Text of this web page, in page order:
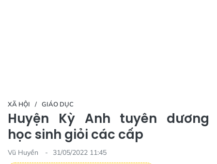
XÃ HỘI GIÁO DỤC
Huyện Kỳ Anh tuyên dương
học sinh giỏi các cấp
Vũ Huyền
31/05/2022 11:45